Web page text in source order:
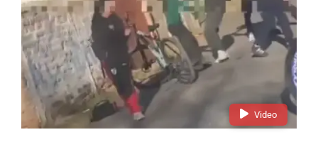
Video